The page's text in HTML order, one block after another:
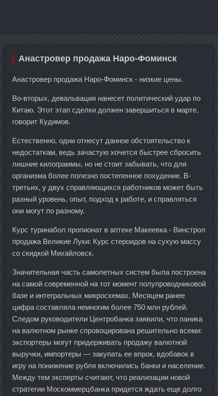
Анастровер продажа Наро-Фоминск
Анастровер продажа Наро-Фоминск - низкие цены.
Во-вторых, девальвация нанесет политический удар по
Китаю. Этот этап сделки должен завершиться в марте,
говорит Кудимов.
Естественно, одни отнесут данное обстоятельство к
недостаткам, ведь зачастую хочется быстрее сбросить
лишние килограммы, но не стоит забывать, что для
организма более полезно постепенное похудение. В-
третьих, у двух справляющихся работников может быть
разный уровень, опыт, подход к работе, и справляться
они могут по разному.
Курс туринабол пропионат в аптеке Макеевка - Винстрол
продажа Великие Луки: Курс стероидов на сухую массу
со скидкой Михайловск.
Значительная часть самолетных систем была построена
на самой современной на тот момент полупроводниковой
базе и интегральных микросхемах. Месяцем ранее
цифра составляла немногим более 750 млн рублей.
Следом руководители Центробанка заявили, что паника
на валютном рынке спровоцирована решительно всеми:
экспортеры могут придерживать продажу валютной
выручки, импортеры — закупать ее впрок, вдобавок в
игру на понижение рубля включились банки и население.
Между тем эксперты считают, что реализации новой
стратегии Москоммерцбанка придется ждать еще долго